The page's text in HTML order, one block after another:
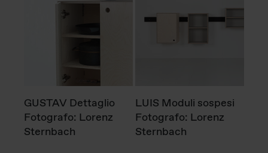
GUSTAV Dettaglio
Fotografo: Lorenz
Sternbach
LUIS Moduli sospesi
Fotografo: Lorenz
Sternbach